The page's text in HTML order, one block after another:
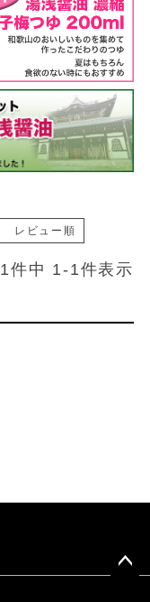
レビュー順
1件中 1-1件表示